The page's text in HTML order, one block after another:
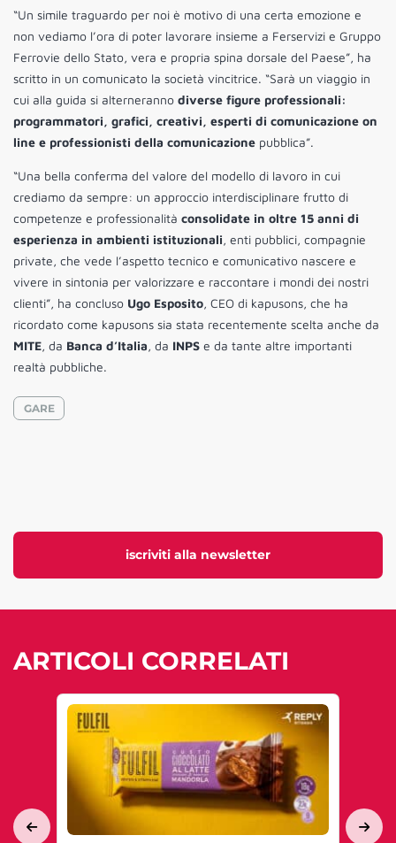
iscriviti alla newsletter
“Un simile traguardo per noi è motivo di una certa emozione e
non vediamo l’ora di poter lavorare insieme a Ferservizi e Gruppo
Ferrovie dello Stato, vera e propria spina dorsale del Paese”, ha
scritto in un comunicato la società vincitrice. “Sarà un viaggio in
cui alla guida si alterneranno diverse figure professionali:
programmatori, grafici, creativi, esperti di comunicazione on
line e professionisti della comunicazione pubblica”.
“Una bella conferma del valore del modello di lavoro in cui
crediamo da sempre: un approccio interdisciplinare frutto di
competenze e professionalità consolidate in oltre 15 anni di
esperienza in ambienti istituzionali, enti pubblici, compagnie
private, che vede l’aspetto tecnico e comunicativo nascere e
vivere in sintonia per valorizzare e raccontare i mondi dei nostri
clienti”, ha concluso Ugo Esposito, CEO di kapusons, che ha
ricordato come kapusons sia stata recentemente scelta anche da
MITE, da Banca d’Italia, da INPS e da tante altre importanti
realtà pubbliche.
GARE
ARTICOLI CORRELATI